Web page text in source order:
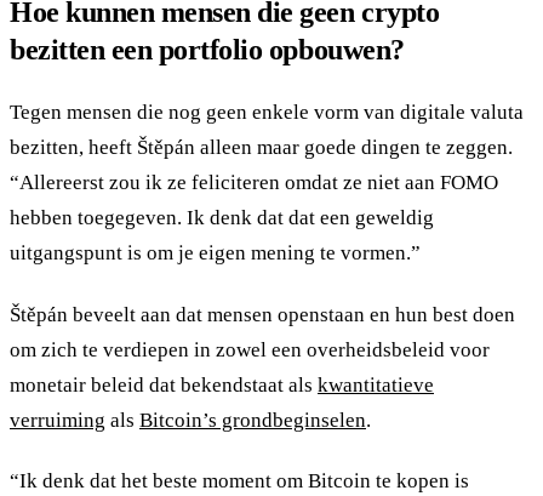
Hoe kunnen mensen die geen crypto
bezitten een portfolio opbouwen?
Tegen mensen die nog geen enkele vorm van digitale valuta
bezitten, heeft Štěpán alleen maar goede dingen te zeggen.
“Allereerst zou ik ze feliciteren omdat ze niet aan FOMO
hebben toegegeven. Ik denk dat dat een geweldig
uitgangspunt is om je eigen mening te vormen.”
Štěpán beveelt aan dat mensen openstaan en hun best doen
om zich te verdiepen in zowel een overheidsbeleid voor
monetair beleid dat bekendstaat als kwantitatieve
verruiming als Bitcoin’s grondbeginselen.
“Ik denk dat het beste moment om Bitcoin te kopen is